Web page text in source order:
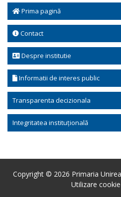
Prima pagină
Contact
Despre institutie
Informatii de interes public
Transparenta decizionala
Integritatea instituțională
Copyright © 2026 Primaria
Utilizare